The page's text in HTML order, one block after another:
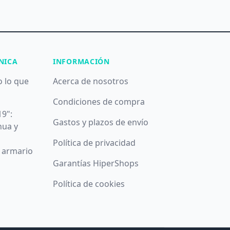
lo que
y
armario
INFORMACIÓN
Acerca de nosotros
Condiciones de compra
Gastos y plazos de envío
Política de privacidad
Garantías HiperShops
Política de cookies